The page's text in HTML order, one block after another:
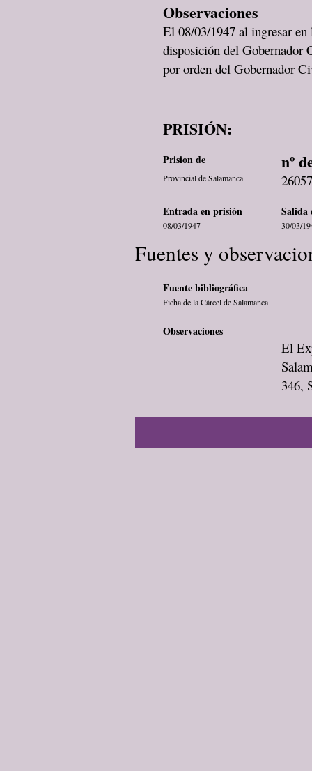
Observaciones
El 08/03/1947 al ingresar
disposición del Gobernador
por orden del Gobernador
PRISIÓN:
Prision de nº
Provincial de Salamanca 26057
Entrada en prisión Salida
08/03/1947 30/03/
Fuentes y
Fuente bibliográfica
Ficha de la Cárcel de Salamanca
Observaciones
El
346,